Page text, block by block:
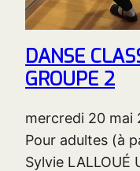
DANSE
GROUPE 2
mercredi 20 mai
Pour adultes (à
Sylvie LALLOUÉ